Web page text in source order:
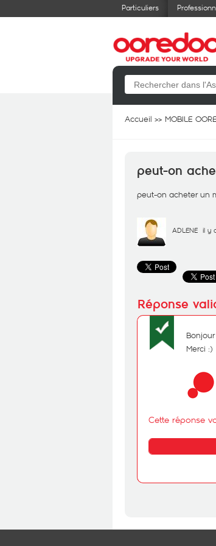
Particuliers
Accueil MOBILE
peut-on
peut-on acheter un
ADLENE il y
Merci :)
Cette réponse